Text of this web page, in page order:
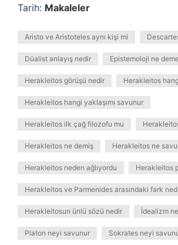
Tarih: Makaleler
Aristo ve Aristoteles aynı kişi mi
Düalist anlayış nedir Epistemoloji ne
Herakleitos görüşü nedir Herakleitos
Herakleitos hangi yaklaşımı savunur
Herakleitos ilk çağ filozofu mu
Herakleitos ne demiş Herakleitos ne
Herakleitos neden ağlıyordu Herakleitos
Herakleitos ve Parmenides arasındaki fark
Herakleitosun ünlü sözü nedir İdealizm
Platon neyi savunur Sokrates neyi